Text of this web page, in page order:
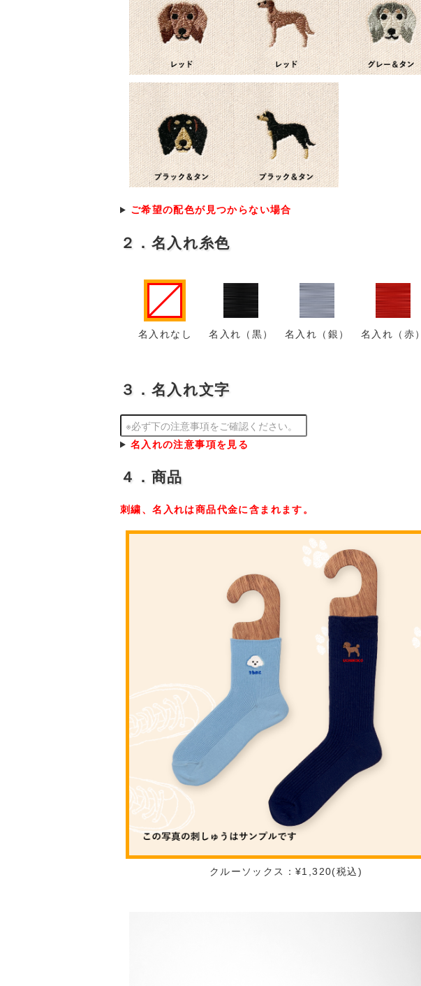
ご希望の配色が見つからない場合
２．名入れ糸色
名入れなし 名入れ（黒） 名入れ（銀） 名入れ（赤）
３．名入れ文字
名入れの注意事項を見る
４．商品
刺繍、名入れは商品代金に含まれます。
クルーソックス：¥1,320(税込)